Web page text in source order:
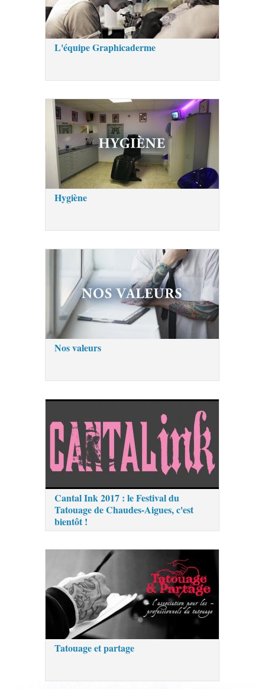
L'équipe Graphicaderme
Hygiène
Nos valeurs
Cantal Ink 2017 : le Festival du
Tatouage de Chaudes-Aigues, c'est
bientôt !
Tatouage et partage